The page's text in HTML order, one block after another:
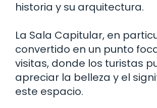
historia y su arquitectura.
La Sala Capitular, en
convertido en un punto
visitas, donde los turistas
apreciar la belleza y el
este espacio.